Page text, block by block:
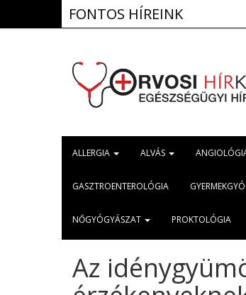
FONTOS HÍREINK
ALLERGIA ALVÁS
GASZTROENTEROLÓGIA
NŐGYÓGYÁSZAT PROKTOLÓGIA
Az